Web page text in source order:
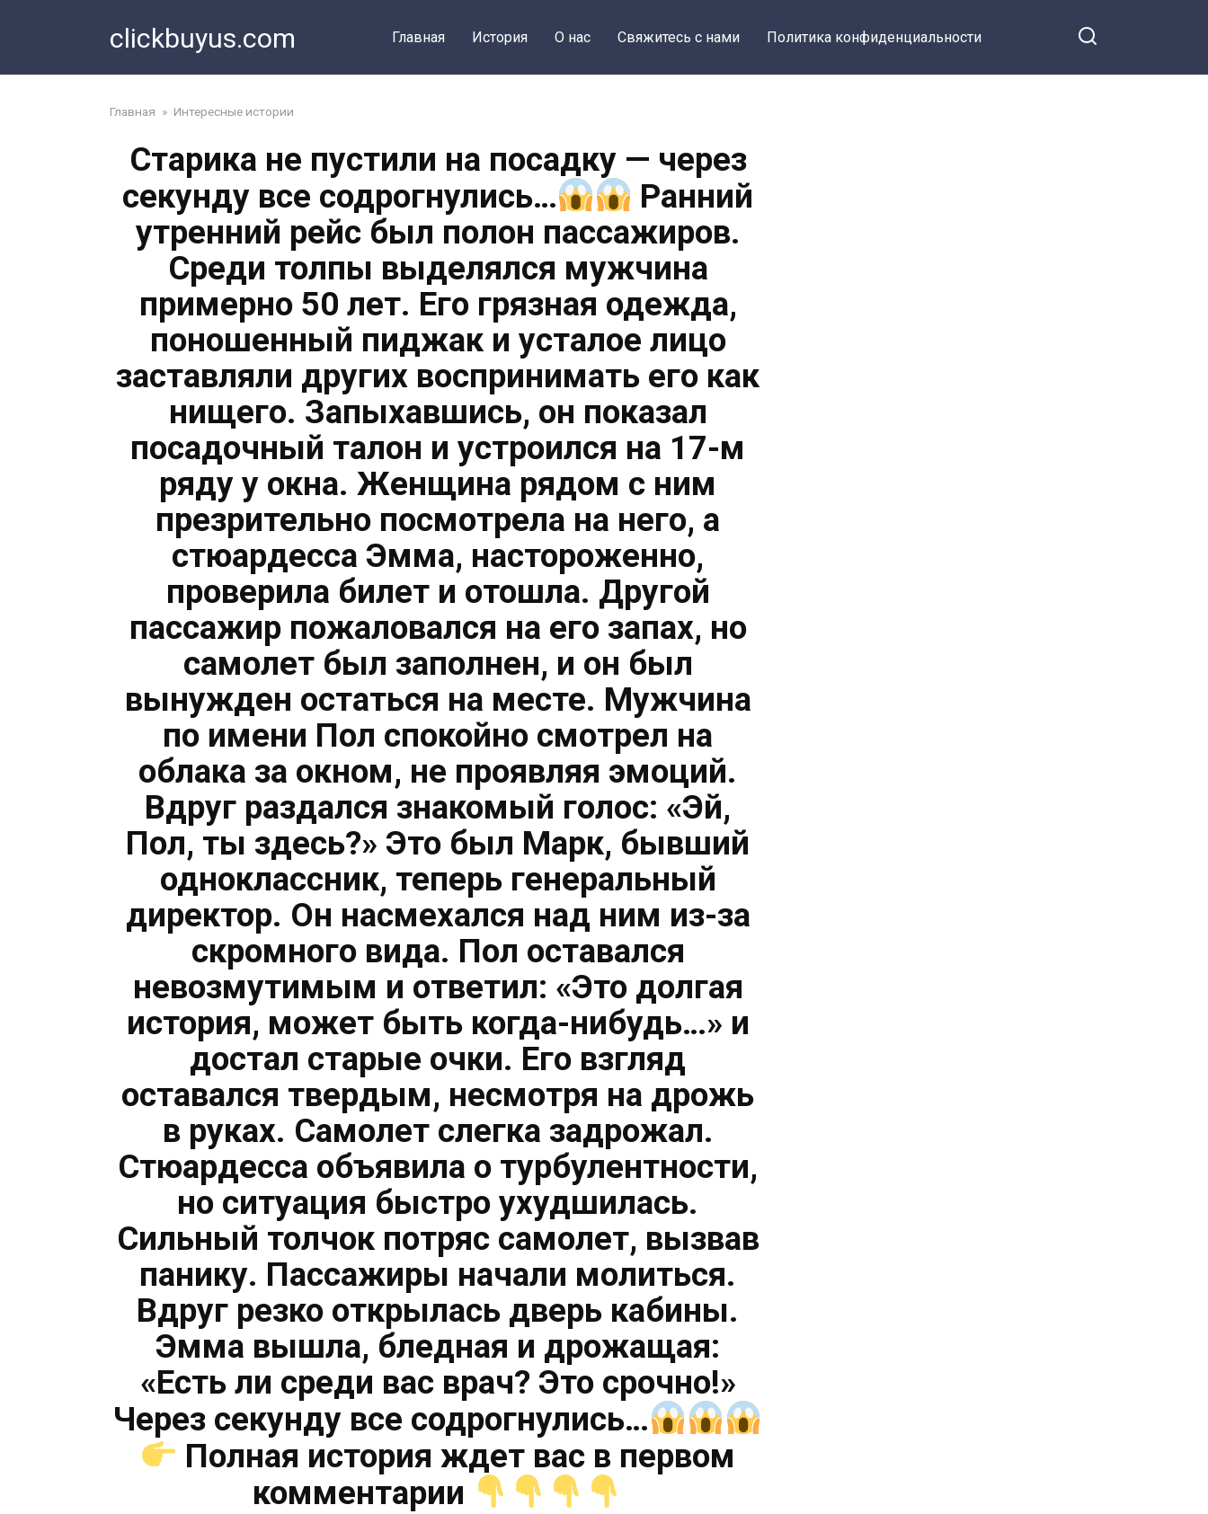
clickbuyus.com Главная История О нас Свяжитесь с нами Политика конфиденциальности
Главная » Интересные истории
Старика не пустили на посадку — через
секунду все содрогнулись…
Ранний
утренний рейс был полон пассажиров.
Среди толпы выделялся мужчина
примерно 50 лет. Его грязная одежда,
поношенный пиджак и усталое лицо
заставляли других воспринимать его как
нищего. Запыхавшись, он показал
посадочный талон и устроился на 17-м
ряду у окна. Женщина рядом с ним
презрительно посмотрела на него, а
стюардесса Эмма, настороженно,
проверила билет и отошла. Другой
пассажир пожаловался на его запах, но
самолет был заполнен, и он был
вынужден остаться на месте. Мужчина
по имени Пол спокойно смотрел на
облака за окном, не проявляя эмоций.
Вдруг раздался знакомый голос: «Эй,
Пол, ты здесь?» Это был Марк, бывший
одноклассник, теперь генеральный
директор. Он насмехался над ним из-за
скромного вида. Пол оставался
невозмутимым и ответил: «Это долгая
история, может быть когда-нибудь…» и
достал старые очки. Его взгляд
оставался твердым, несмотря на дрожь
в руках. Самолет слегка задрожал.
Стюардесса объявила о турбулентности,
но ситуация быстро ухудшилась.
Сильный толчок потряс самолет, вызвав
панику. Пассажиры начали молиться.
Вдруг резко открылась дверь кабины.
Эмма вышла, бледная и дрожащая:
«Есть ли среди вас врач? Это срочно!»
Через секунду все содрогнулись…
Полная история ждет вас в первом
комментарии